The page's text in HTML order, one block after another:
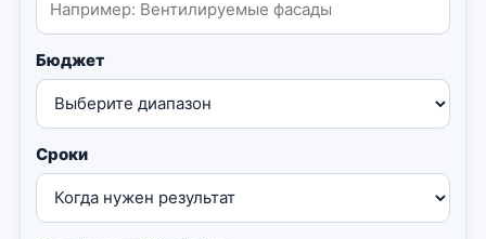
Бюджет
Сроки